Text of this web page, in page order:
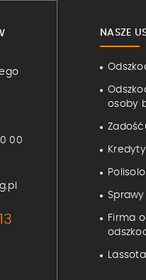
00
NASZE
osoby
Firma